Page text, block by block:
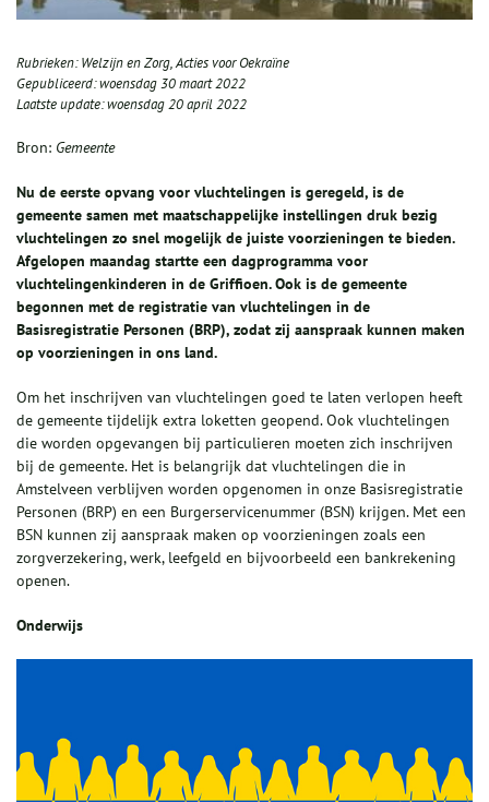
Rubrieken:Welzijn en Zorg,Acties voor Oekraïne
Gepubliceerd:woensdag 30 maart 2022
Laatste update:woensdag 20 april 2022
Bron: Gemeente
Nu de eerste opvang voor vluchtelingen is geregeld, is de
gemeente samen met maatschappelijke instellingen druk bezig
vluchtelingen zo snel mogelijk de juiste voorzieningen te bieden.
Afgelopen maandag startte een dagprogramma voor
vluchtelingenkinderen in de Griffioen. Ook is de gemeente
begonnen met de registratie van vluchtelingen in de
Basisregistratie Personen (BRP), zodat zij aanspraak kunnen maken
op voorzieningen in ons land.
Om het inschrijven van vluchtelingen goed te laten verlopen heeft
de gemeente tijdelijk extra loketten geopend. Ook vluchtelingen
die worden opgevangen bij particulieren moeten zich inschrijven
bij de gemeente. Het is belangrijk dat vluchtelingen die in
Amstelveen verblijven worden opgenomen in onze Basisregistratie
Personen (BRP) en een Burgerservicenummer (BSN) krijgen. Met een
BSN kunnen zij aanspraak maken op voorzieningen zoals een
zorgverzekering, werk, leefgeld en bijvoorbeeld een bankrekening
openen.
Onderwijs